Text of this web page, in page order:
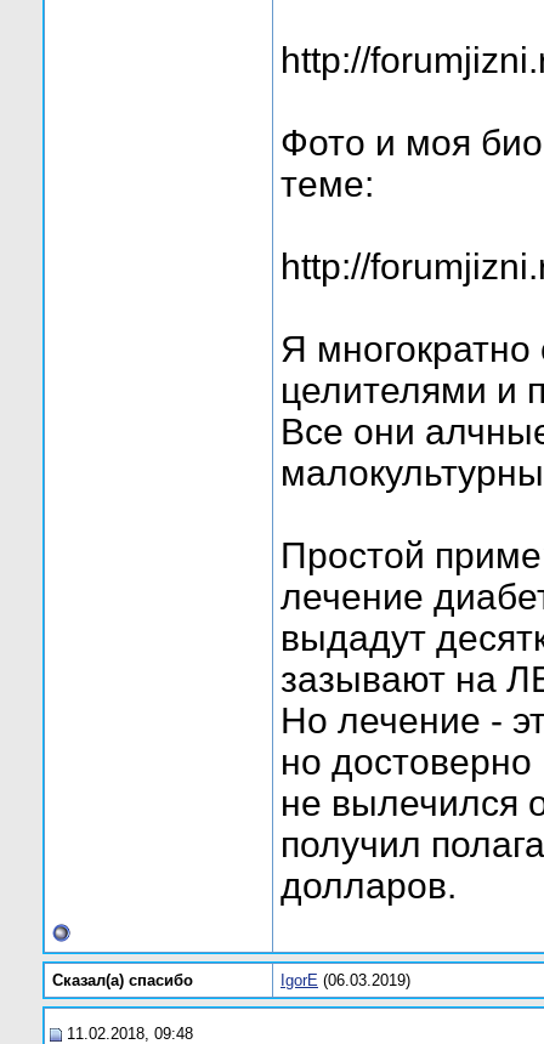
http://
Фото и моя
теме:
http://
Я многократно
целителями и
Все они
Простой
лечение
выдадут
зазывают на
Но лечение -
но
не вылечился
получил
долларов.
Сказал(а) cпасибо IgorE (06.03.2019)
11.02.2018, 09:48